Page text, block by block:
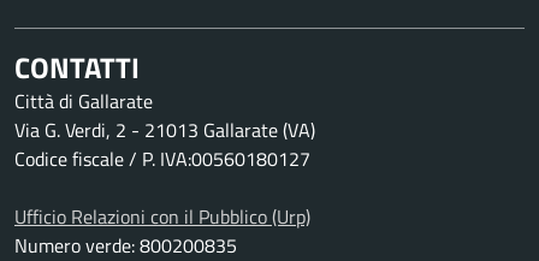
CONTATTI
Città di Gallarate
Via G. Verdi, 2 - 21013 Gallarate (VA)
Codice fiscale / P. IVA:00560180127
Ufficio Relazioni con il Pubblico (Urp)
Numero verde: 800200835